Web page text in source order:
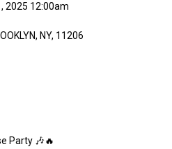
2025 12:00am
NY, 11206
Party 🎶🔥